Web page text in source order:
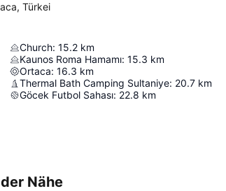
Türkei
Church: 15.2 km
Kaunos Roma Hamamı: 15.3 km
Ortaca: 16.3 km
Thermal Bath Camping Sultaniye: 20.7 km
Göcek Futbol Sahası: 22.8 km
Nähe